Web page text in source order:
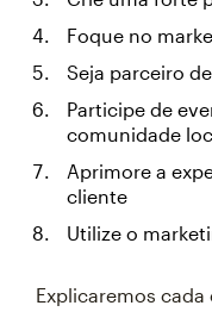
Foque no
Seja parceiro
Participe de
comunidade
Aprimore a
cliente
Utilize o
Explicaremos